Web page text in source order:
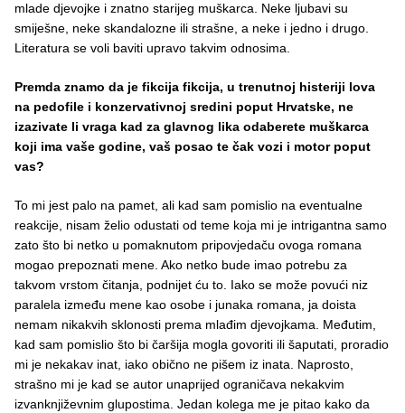
mlade djevojke i znatno starijeg muškarca. Neke ljubavi su
smiješne, neke skandalozne ili strašne, a neke i jedno i drugo.
Literatura se voli baviti upravo takvim odnosima.
Premda znamo da je fikcija fikcija, u trenutnoj histeriji lova
na pedofile i konzervativnoj sredini poput Hrvatske, ne
izazivate li vraga kad za glavnog lika odaberete muškarca
koji ima vaše godine, vaš posao te čak vozi i motor poput
vas?
To mi jest palo na pamet, ali kad sam pomislio na eventualne
reakcije, nisam želio odustati od teme koja mi je intrigantna samo
zato što bi netko u pomaknutom pripovjedaču ovoga romana
mogao prepoznati mene. Ako netko bude imao potrebu za
takvom vrstom čitanja, podnijet ću to. Iako se može povući niz
paralela između mene kao osobe i junaka romana, ja doista
nemam nikakvih sklonosti prema mlađim djevojkama. Međutim,
kad sam pomislio što bi čaršija mogla govoriti ili šaputati, proradio
mi je nekakav inat, iako obično ne pišem iz inata. Naprosto,
strašno mi je kad se autor unaprijed ograničava nekakvim
izvanknjiževnim glupostima. Jedan kolega me je pitao kako da